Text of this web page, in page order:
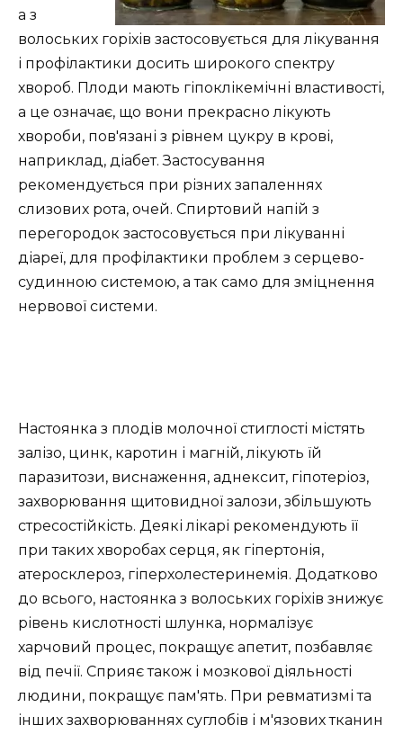
а з
волоських горіхів застосовується для лікування
і профілактики досить широкого спектру
хвороб. Плоди мають гіпоклікемічні властивості,
а це означає, що вони прекрасно лікують
хвороби, пов'язані з рівнем цукру в крові,
наприклад, діабет. Застосування
рекомендується при різних запаленнях
слизових рота, очей. Спиртовий напій з
перегородок застосовується при лікуванні
діареї, для профілактики проблем з серцево-
судинною системою, а так само для зміцнення
нервової системи.
Настоянка з плодів молочної стиглості містять
залізо, цинк, каротин і магній, лікують їй
паразитози, виснаження, аднексит, гіпотеріоз,
захворювання щитовидної залози, збільшують
стресостійкість. Деякі лікарі рекомендують її
при таких хворобах серця, як гіпертонія,
атеросклероз, гіперхолестеринемія. Додатково
до всього, настоянка з волоських горіхів знижує
рівень кислотності шлунка, нормалізує
харчовий процес, покращує апетит, позбавляє
від печії. Сприяє також і мозкової діяльності
людини, покращує пам'ять. При ревматизмі та
інших захворюваннях суглобів і м'язових тканин